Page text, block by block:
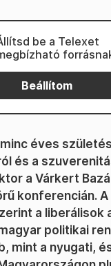
be a Telexet
Beállítom
éves
és a
a Várkert
konferencián. A
a liberálisok
politikai
mint a nyugati,